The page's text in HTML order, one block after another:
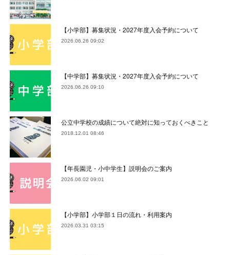
【小学部】募集状況・2027年度入会予約について
2026.06.26 09:02
【中学部】募集状況・2027年度入会予約について
2026.06.26 09:10
公立中学校の成績について絶対に知っておくべきこと
2018.12.01 08:46
【年長園児・小中学生】説明会のご案内
2026.06.02 09:01
【小学部】小学部１日の流れ・利用案内
2026.03.31 03:15